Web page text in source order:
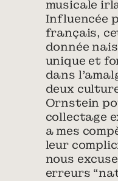
musicale
Influencée
français,
donnée
unique et
dans
deux
Ornstein
collectage
a mes
leur
nous
erreurs